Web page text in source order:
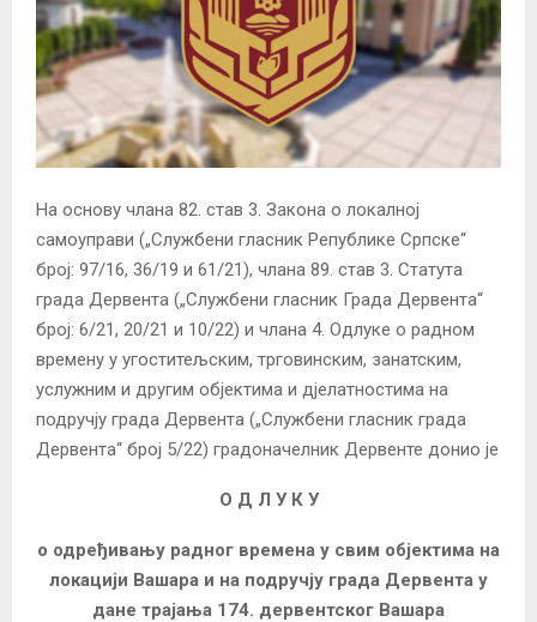
На основу члана 82. став 3. Закона о локалној
самоуправи („Службени гласник Републике Српске“
број: 97/16, 36/19 и 61/21), члана 89. став 3. Статута
града Дервента („Службени гласник Града Дервента“
број: 6/21, 20/21 и 10/22) и члана 4. Одлуке о радном
времену у угоститељским, трговинским, занатским,
услужним и другим објектима и дјелатностима на
подручју града Дервента („Службени гласник града
Дервента“ број 5/22) градоначелник Дервенте донио је
О Д Л У К У
о одређивању радног времена у свим објектима на
локацији Вашара и на подручју града Дервента у
дане трајања 174. дервентског Вашара